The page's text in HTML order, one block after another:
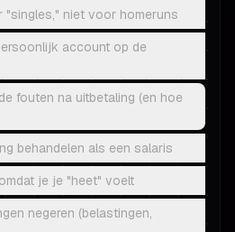
"singles," niet voor homeruns
account op de
fouten na uitbetaling (en hoe
behandelen als een salaris
je je "heet" voelt
negeren (belastingen,